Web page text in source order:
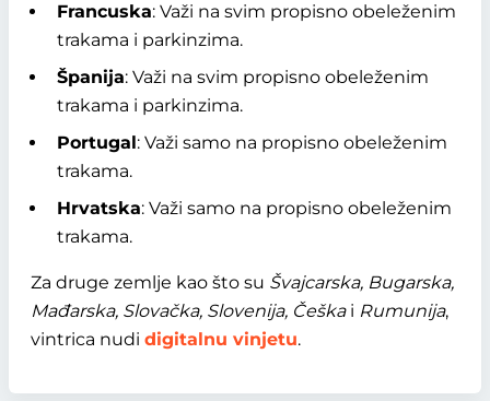
Francuska: Važi na svim propisno obeleženim
trakama i parkinzima.
Španija: Važi na svim propisno obeleženim
trakama i parkinzima.
Portugal: Važi samo na propisno obeleženim
trakama.
Hrvatska: Važi samo na propisno obeleženim
trakama.
Za druge zemlje kao što su Švajcarska, Bugarska,
Mađarska, Slovačka, Slovenija, Češkai Rumunija,
vintrica nudi digitalnu vinjetu.